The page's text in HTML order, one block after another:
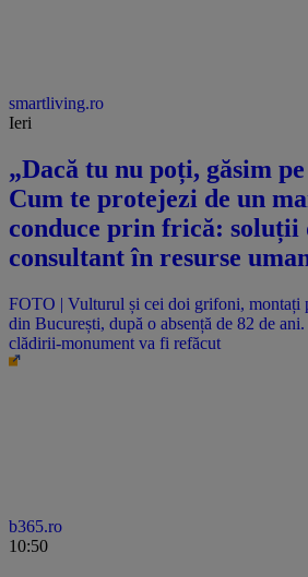
smartliving.ro
Ieri
„Dacă tu nu poți, găsim
Cum te protejezi de un
conduce prin frică: soluții
consultant în resurse
FOTO | Vulturul și cei doi grifoni, montați
din București, după o absență de 82 de
clădirii-monument va fi refăcut
b365.ro
10:50